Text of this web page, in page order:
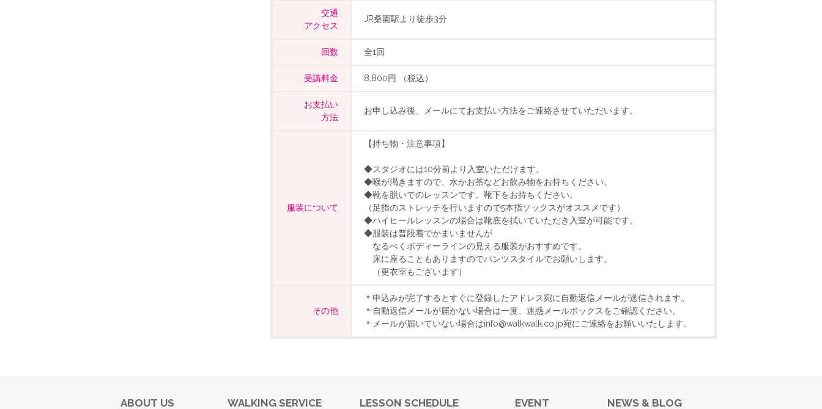
交通
アクセス
JR桑園駅より徒歩3分
回数 全1回
受講料金 8,800円 （税込）
お支払い
方法
お申し込み後、メールにてお支払い方法をご連絡させていただいます。
服装について
【持ち物・注意事項】
◆スタジオには10分前より入室いただけます。
◆喉が渇きますので、水かお茶などお飲み物をお持ちください。
◆靴を脱いでのレッスンです。靴下をお持ちください。
（足指のストレッチを行いますので5本指ソックスがオススメです）
◆ハイヒールレッスンの場合は靴底を拭いていただき入室が可能です。
◆服装は普段着でかまいませんが
なるべくボディーラインの見える服装がおすすめです。
床に座ることもありますのでパンツスタイルでお願いします。
（更衣室もございます）
その他
＊申込みが完了するとすぐに登録したアドレス宛に自動返信メールが送信されます。
＊自動返信メールが届かない場合は一度、迷惑メールボックスをご確認ください。
＊メールが届いていない場合はinfo@walkwalk.co.jp宛にご連絡をお願いいたします。
ABOUT US WALKING SERVICE LESSON SCHEDULE EVENT NEWS & BLOG